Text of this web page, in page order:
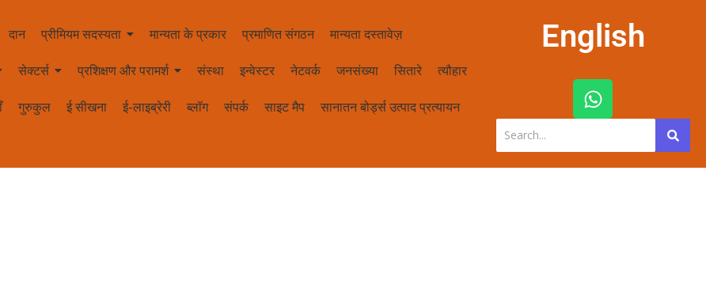
दान प्रीमियम सदस्यता मान्यता के प्रकार प्रमाणित संगठन मान्यता दस्तावेज़
सेक्टर्स प्रशिक्षण और परामर्श संस्था इन्वेस्टर नेटवर्क जनसंख्या सितारे त्यौहार
गुरुकुल ई सीखना ई-लाइब्रेरी ब्लॉग संपर्क साइट मैप सानातन बोर्ड्स उत्पाद प्रत्यायन
English
W
h
a
t
s